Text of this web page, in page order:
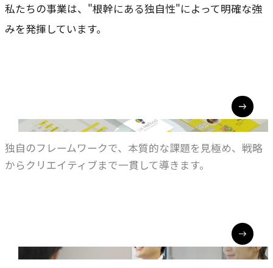
役員紹介
ブログ
私たちの事業は、"根幹にある独自性"によって明確な強
みを発揮しています。
独自のフレームワークで、本質的な課題を見極め、戦略
からクリエイティブまで一貫して導きます。